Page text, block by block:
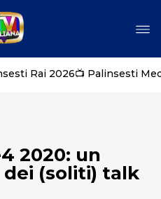
Rai 2026📺 Palinsesti
2020: un
(soliti) talk